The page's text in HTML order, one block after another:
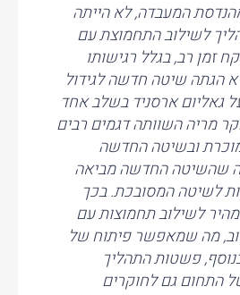
המעבדה, לא הייתה
לשילוב התחמוצת עם
זמן רב, בגלל רגישותו
הגתה שיטה חדשה לגידול
גאליום ארסניד בשלב אחד
מריה השוותה דגמים רבים
ובשיטה החדשה
שהשיטה החדשה מביאה
לשיטה המסובכת. בכך
לשילוב תחמוצות עם
מה שמאפשר פיתוח של
פשטות התהליך
התחום גם לחוקרים